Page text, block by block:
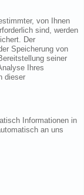
von Ihnen
sind, werden
Der
Speicherung von
seiner
Ihres
dieser
Informationen in
an uns